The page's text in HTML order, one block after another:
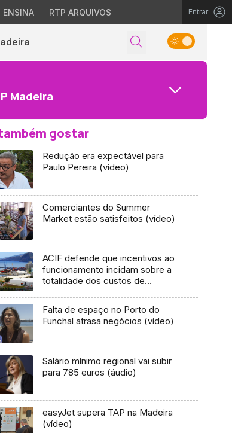
ENSINA RTP ARQUIVOS Entrar
Madeira
gostar
Redução era expectável para
Paulo Pereira (vídeo)
Comerciantes do Summer
Market estão satisfeitos (vídeo)
ACIF defende que incentivos ao
funcionamento incidam sobre a
totalidade dos custos de
Falta de espaço no Porto do
Funchal atrasa negócios (vídeo)
Salário mínimo regional vai subir
para 785 euros (áudio)
easyJet supera TAP na Madeira
(vídeo)